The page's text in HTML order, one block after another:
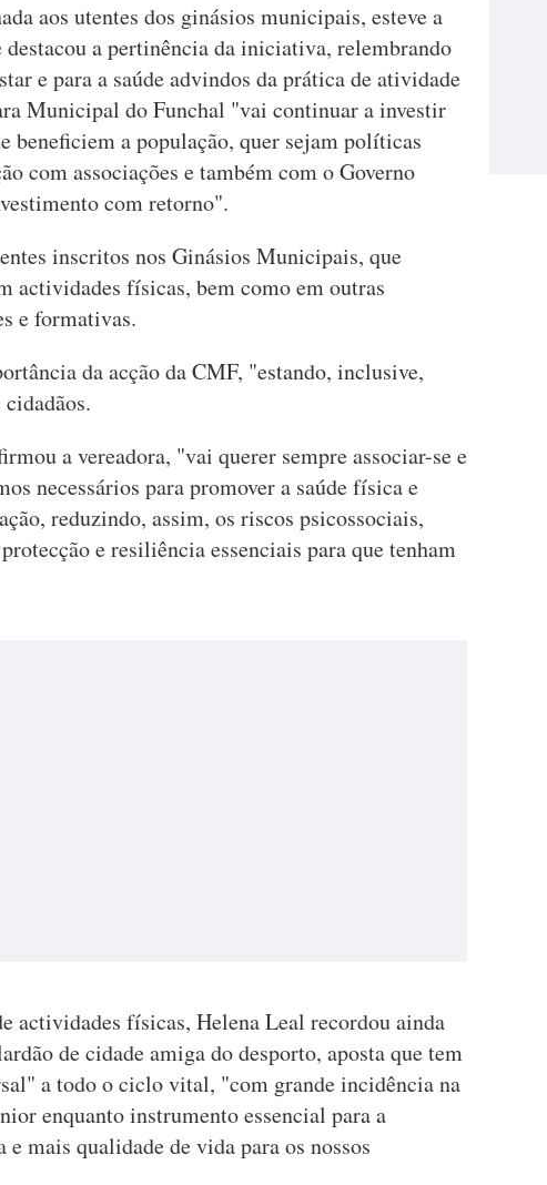
aos utentes dos ginásios municipais, esteve a
destacou a pertinência da iniciativa, relembrando
e para a saúde advindos da prática de atividade
Municipal do Funchal "vai continuar a investir
beneficiem a população, quer sejam políticas
com associações e também com o Governo
com retorno".
inscritos nos Ginásios Municipais, que
actividades físicas, bem como em outras
e formativas.
da acção da CMF, "estando, inclusive,
a vereadora, "vai querer sempre associar-se e
necessários para promover a saúde física e
reduzindo, assim, os riscos psicossociais,
e resiliência essenciais para que tenham
actividades físicas, Helena Leal recordou ainda
de cidade amiga do desporto, aposta que tem
a todo o ciclo vital, "com grande incidência na
enquanto instrumento essencial para a
mais qualidade de vida para os nossos